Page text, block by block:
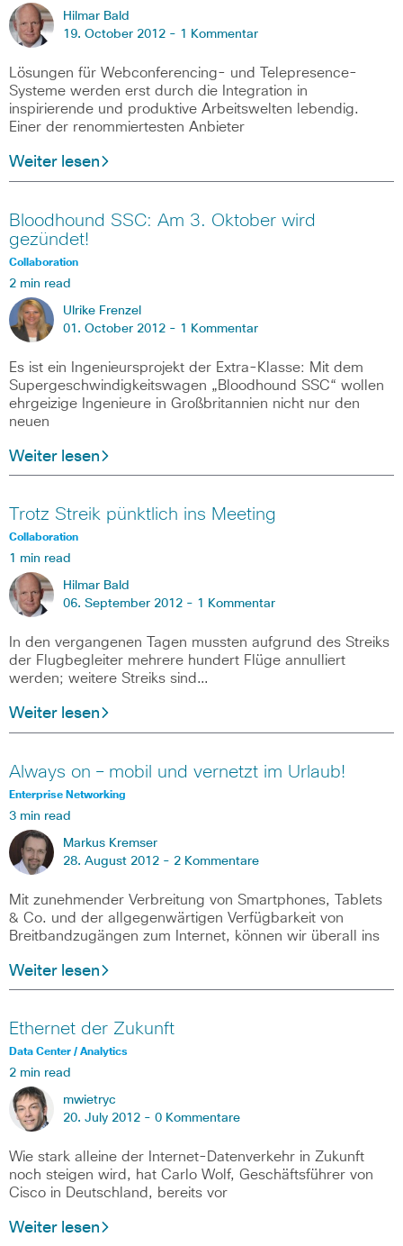
Hilmar Bald
19. October 2012 - 1 Kommentar
Lösungen für Webconferencing- und Telepresence-
Systeme werden erst durch die Integration in
inspirierende und produktive Arbeitswelten lebendig.
Einer der renommiertesten Anbieter
Weiter lesen
Bloodhound SSC: Am 3. Oktober wird
gezündet!
Collaboration
2 min read
Ulrike Frenzel
01. October 2012 - 1 Kommentar
Es ist ein Ingenieursprojekt der Extra-Klasse: Mit dem
Supergeschwindigkeitswagen „Bloodhound SSC“ wollen
ehrgeizige Ingenieure in Großbritannien nicht nur den
neuen
Weiter lesen
Trotz Streik pünktlich ins Meeting
Collaboration
1 min read
Hilmar Bald
06. September 2012 - 1 Kommentar
In den vergangenen Tagen mussten aufgrund des Streiks
der Flugbegleiter mehrere hundert Flüge annulliert
werden; weitere Streiks sind…
Weiter lesen
Always on – mobil und vernetzt im Urlaub!
Enterprise Networking
3 min read
Markus Kremser
28. August 2012 - 2 Kommentare
Mit zunehmender Verbreitung von Smartphones, Tablets
& Co. und der allgegenwärtigen Verfügbarkeit von
Breitbandzugängen zum Internet, können wir überall ins
Weiter lesen
Ethernet der Zukunft
Data Center / Analytics
2 min read
mwietryc
20. July 2012 - 0 Kommentare
Wie stark alleine der Internet-Datenverkehr in Zukunft
noch steigen wird, hat Carlo Wolf, Geschäftsführer von
Cisco in Deutschland, bereits vor
Weiter lesen